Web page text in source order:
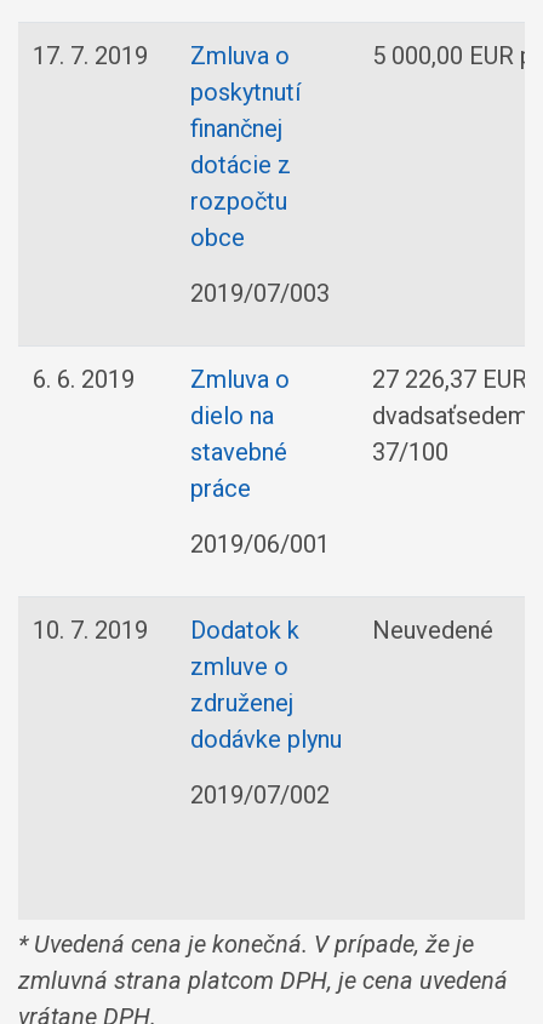
17. 7. 2019
Zmluva o
poskytnutí
finančnej
dotácie z
rozpočtu
obce
2019/07/003
5 000,00 EUR
6. 6. 2019
Zmluva o
dielo na
stavebné
práce
2019/06/001
27 226,37 EUR
37/100
10. 7. 2019
Dodatok k
zmluve o
združenej
dodávke plynu
2019/07/002
Neuvedené
* Uvedená cena je konečná. V prípade, že je
zmluvná strana platcom DPH, je cena uvedená
vrátane DPH.